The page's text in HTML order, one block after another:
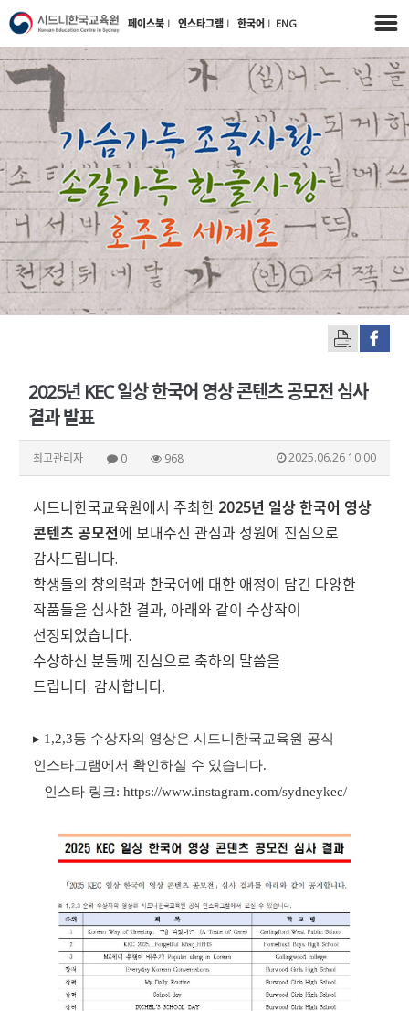
페이스북 l 인스타그램 l 한국어 l ENG
2025년 KEC 일상 한국어 영상 콘텐츠 공모전 심사
결과 발표
최고관리자 0 968 2025.06.26 10:00
시드니한국교육원에서 주최한 2025년 일상 한국어 영상
콘텐츠 공모전에 보내주신 관심과 성원에 진심으로
감사드립니다.
학생들의 창의력과 한국어에 대한 애정이 담긴 다양한
작품들을 심사한 결과, 아래와 같이 수상작이
선정되었습니다.
수상하신 분들께 진심으로 축하의 말씀을
드립니다. 감사합니다.
▸ 1,2,3등 수상자의 영상은 시드니한국교육원 공식
인스타그램에서 확인하실 수 있습니다.
인스타 링크: https://www.instagram.com/sydneykec/